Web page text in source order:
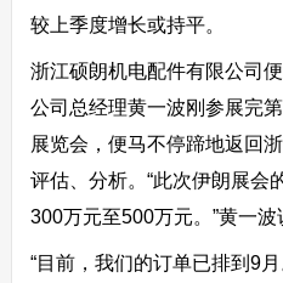
较上季度增长或持平。
浙江硕朗机电配件有限公司
公司总经理黄一波刚参展完
展览会，便马不停蹄地返回
评估、分析。“此次伊朗展会
300万元至500万元。”黄一波
“目前，我们的订单已排到9